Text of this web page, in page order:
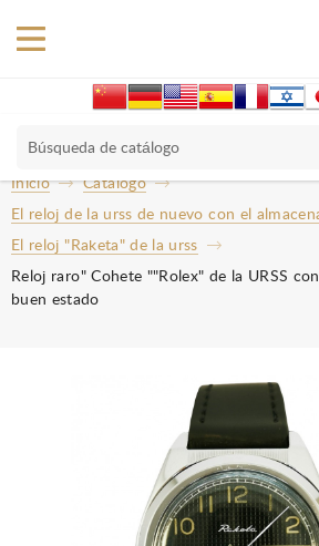
Inicio
Catalogo
El reloj de la urss de nuevo con el
El reloj "Raketa" de la urss
Reloj raro" Cohete ""Rolex" de la URSS
buen estado